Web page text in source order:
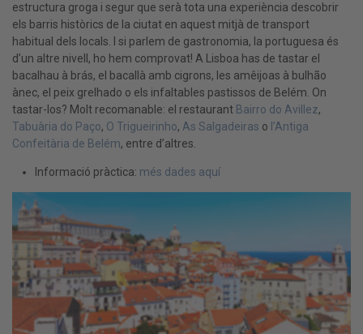
estructura groga i segur que serà tota una experiència descobrir
els barris històrics de la ciutat en aquest mitjà de transport
habitual dels locals. I si parlem de gastronomia, la portuguesa és
d’un altre nivell, ho hem comprovat! A Lisboa has de tastar el
bacalhau à brás, el bacallà amb cigrons, les amêijoas à bulhão
ànec, el peix grelhado o els infaltables pastissos de Belém. On
tastar-los? Molt recomanable: el restaurant Bairro do Avillez,
Tabuària do Paço, O Trigueirinho, As Salgadeiras o l’Antiga
Confeitària de Belém, entre d’altres.
Informació pràctica: més dades aquí